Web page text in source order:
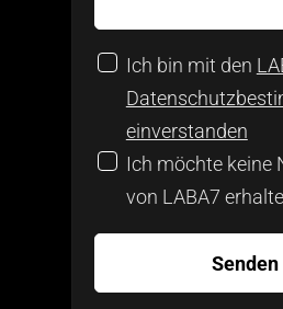
Ich bin mit den
einverstanden
Ich möchte keine
von LABA7